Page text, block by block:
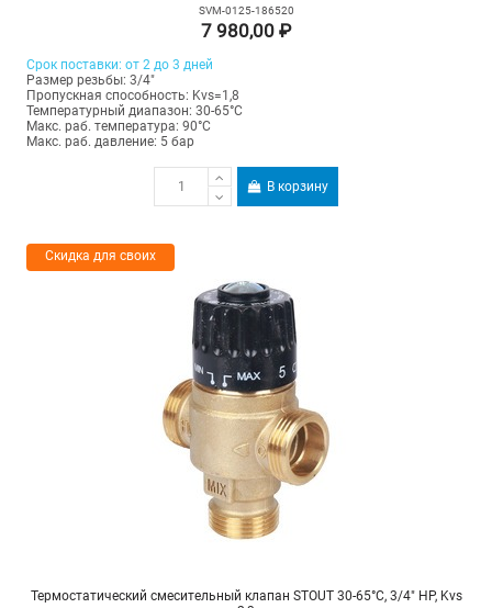
SVM-0125-186520
7 980,00 ₽
Срок поставки: от 2 до 3 дней
Размер резьбы: 3/4"
Пропускная способность: Kvs=1,8
Температурный диапазон: 30-65°С
Макс. раб. температура: 90°C
Макс. раб. давление: 5 бар
В корзину
Скидка для своих
Термостатический смесительный клапан STOUT 30-65°C, 3/4" НР, Kvs